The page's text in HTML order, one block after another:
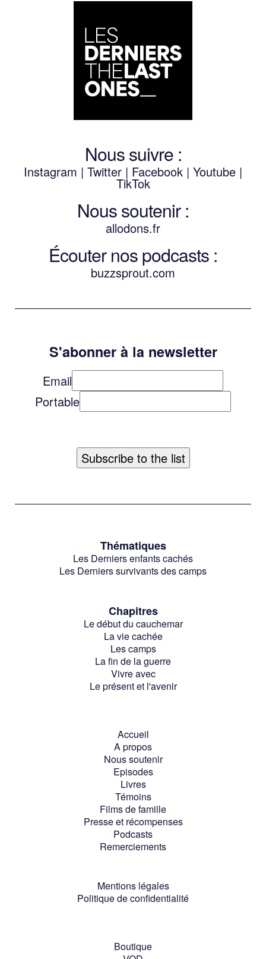
Nous suivre :
Instagram | Twitter | Facebook | Youtube |
TikTok
Nous soutenir :
allodons.fr
Écouter nos podcasts :
buzzsprout.com
S'abonner à la newsletter
Email
Portable
Thématiques
Les Derniers enfants cachés
Les Derniers survivants des camps
Chapitres
Le début du cauchemar
La vie cachée
Les camps
La fin de la guerre
Vivre avec
Le présent et l'avenir
Accueil
A propos
Nous soutenir
Episodes
Livres
Témoins
Films de famille
Presse et récompenses
Podcasts
Remerciements
Mentions légales
Politique de confidentialité
Boutique